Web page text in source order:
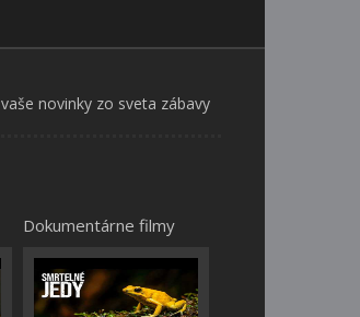
vaše novinky zo sveta zábavy
Dokumentárne filmy